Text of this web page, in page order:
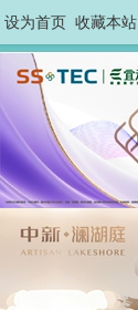
设为首页 收藏本站